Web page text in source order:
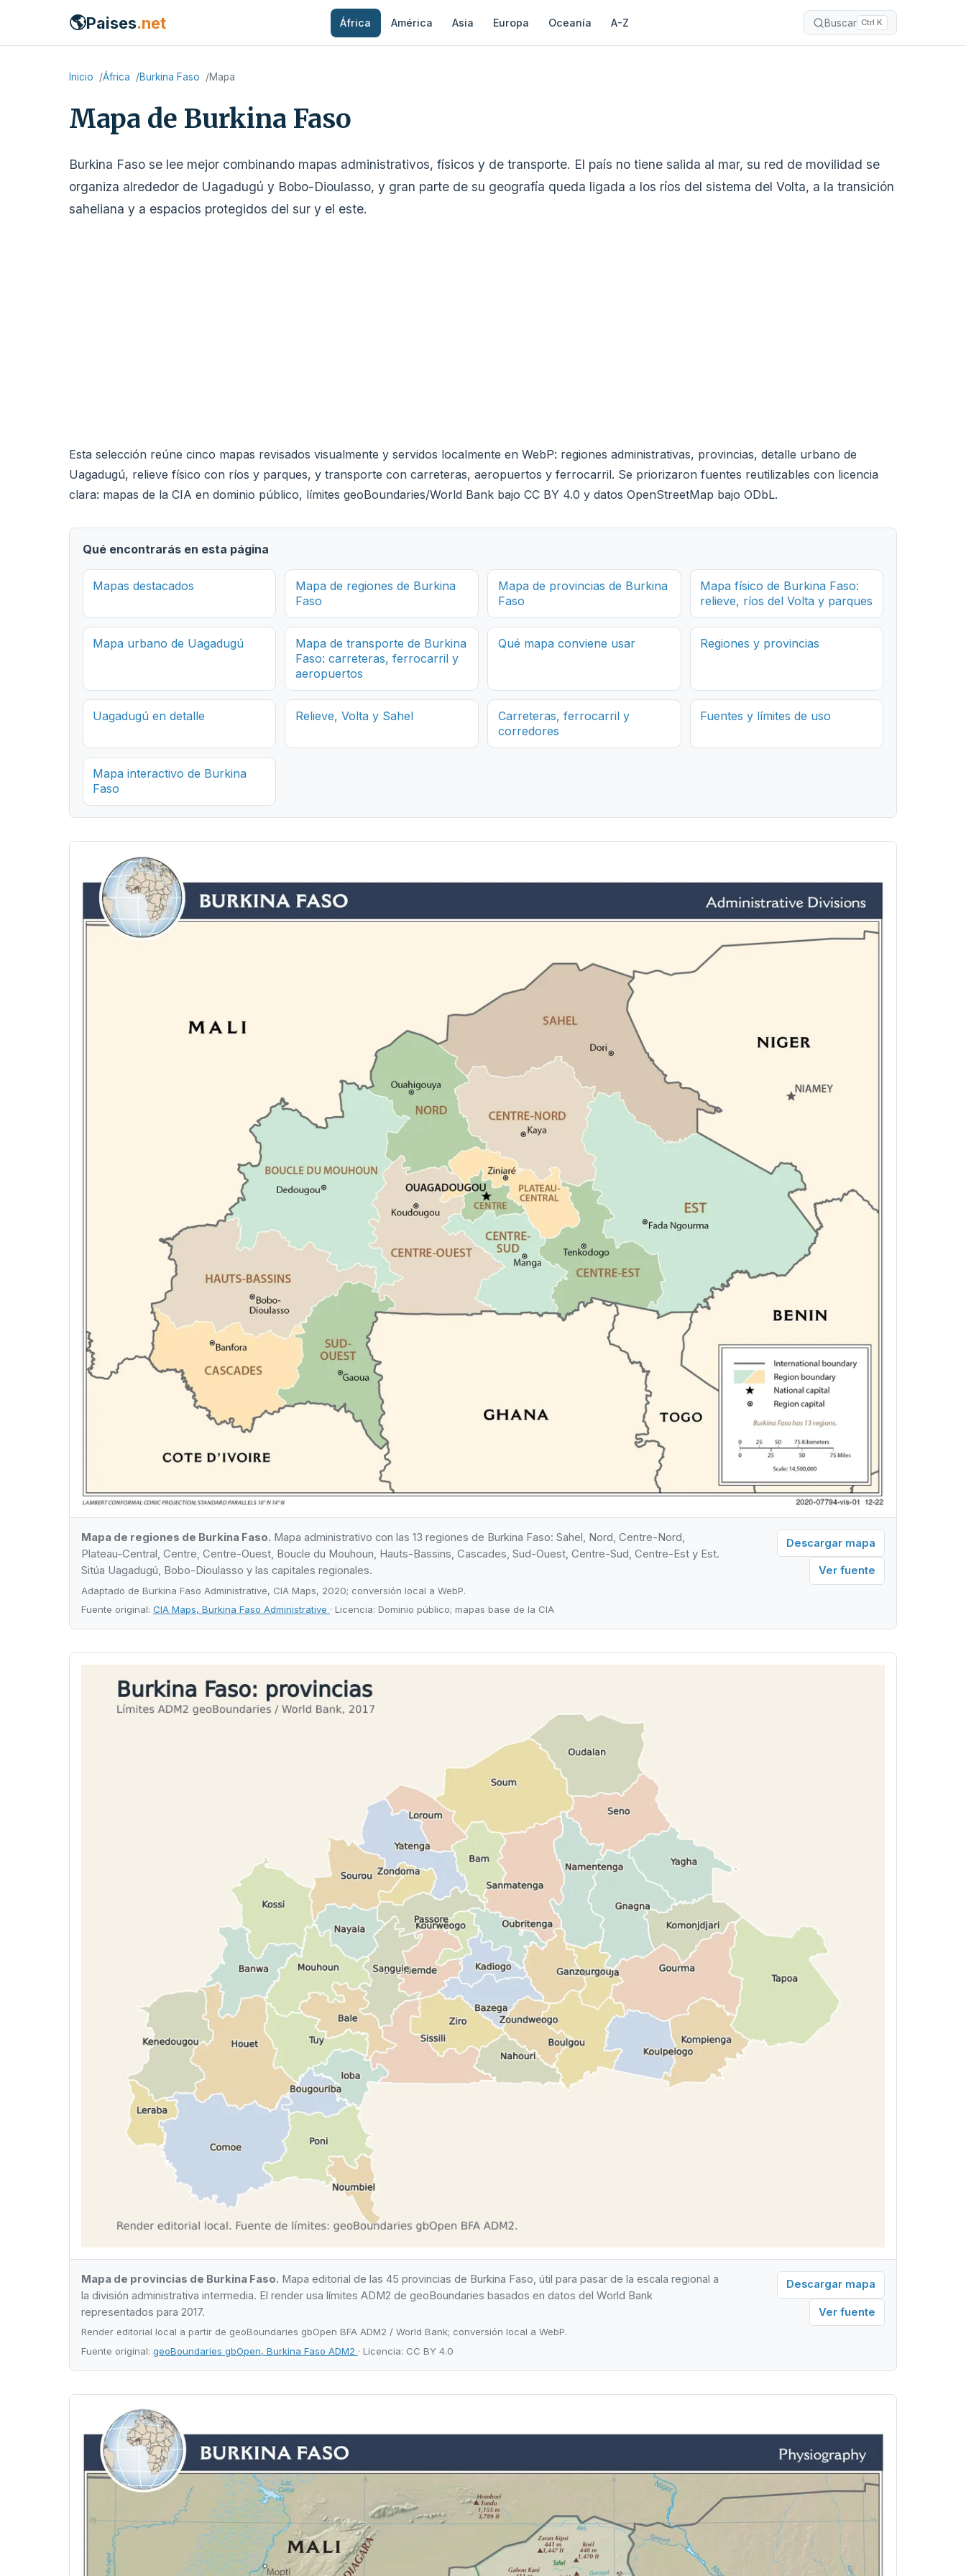
🌎Paises.net África América Asia Europa Oceanía A-Z Buscar Ctrl K
Inicio África Burkina Faso Mapa
Mapa de Burkina Faso
Burkina Faso se lee mejor combinando mapas administrativos, físicos y de transporte. El país no tiene salida al mar, su red de movilidad se
organiza alrededor de Uagadugú y Bobo-Dioulasso, y gran parte de su geografía queda ligada a los ríos del sistema del Volta, a la transición
saheliana y a espacios protegidos del sur y el este.
Esta selección reúne cinco mapas revisados visualmente y servidos localmente en WebP: regiones administrativas, provincias, detalle urbano de
Uagadugú, relieve físico con ríos y parques, y transporte con carreteras, aeropuertos y ferrocarril. Se priorizaron fuentes reutilizables con licencia
clara: mapas de la CIA en dominio público, límites geoBoundaries/World Bank bajo CC BY 4.0 y datos OpenStreetMap bajo ODbL.
Qué encontrarás en esta página
Mapas destacados
Mapa de regiones de Burkina
Faso
Mapa de provincias de Burkina
Faso
Mapa físico de Burkina Faso:
relieve, ríos del Volta y parques
Mapa urbano de Uagadugú
Mapa de transporte de Burkina
Faso: carreteras, ferrocarril y
aeropuertos
Qué mapa conviene usar Regiones y provincias
Uagadugú en detalle Relieve, Volta y Sahel
Carreteras, ferrocarril y
corredores
Fuentes y límites de uso
Mapa interactivo de Burkina
Faso
Mapa de regiones de Burkina Faso. Mapa administrativo con las 13 regiones de Burkina Faso: Sahel, Nord, Centre-Nord,
Plateau-Central, Centre, Centre-Ouest, Boucle du Mouhoun, Hauts-Bassins, Cascades, Sud-Ouest, Centre-Sud, Centre-Est y Est.
Sitúa Uagadugú, Bobo-Dioulasso y las capitales regionales.
Adaptado de Burkina Faso Administrative, CIA Maps, 2020; conversión local a WebP.
Fuente original: CIA Maps, Burkina Faso Administrative · Licencia: Dominio público; mapas base de la CIA
Descargar mapa
Ver fuente
Mapa de provincias de Burkina Faso. Mapa editorial de las 45 provincias de Burkina Faso, útil para pasar de la escala regional a
la división administrativa intermedia. El render usa límites ADM2 de geoBoundaries basados en datos del World Bank
representados para 2017.
Render editorial local a partir de geoBoundaries gbOpen BFA ADM2 / World Bank; conversión local a WebP.
Fuente original: geoBoundaries gbOpen, Burkina Faso ADM2 · Licencia: CC BY 4.0
Descargar mapa
Ver fuente